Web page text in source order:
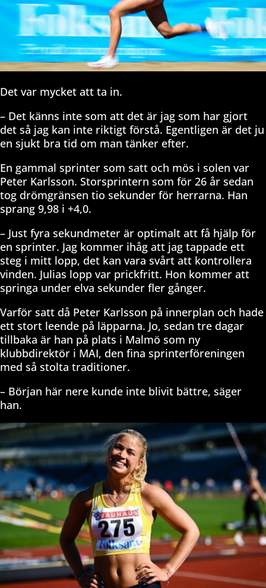
Det var mycket att ta in.
– Det känns inte som att det är jag som har gjort
det så jag kan inte riktigt förstå. Egentligen är det ju
en sjukt bra tid om man tänker efter.
En gammal sprinter som satt och mös i solen var
Peter Karlsson. Storsprintern som för 26 år sedan
tog drömgränsen tio sekunder för herrarna. Han
sprang 9,98 i +4,0.
– Just fyra sekundmeter är optimalt att få hjälp för
en sprinter. Jag kommer ihåg att jag tappade ett
steg i mitt lopp, det kan vara svårt att kontrollera
vinden. Julias lopp var prickfritt. Hon kommer att
springa under elva sekunder fler gånger.
Varför satt då Peter Karlsson på innerplan och hade
ett stort leende på läpparna. Jo, sedan tre dagar
tillbaka är han på plats i Malmö som ny
klubbdirektör i MAI, den fina sprinterföreningen
med så stolta traditioner.
– Början här nere kunde inte blivit bättre, säger
han.